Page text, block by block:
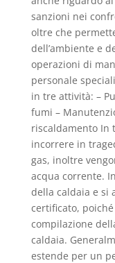
sanzioni nei
oltre che
dell’ambiente e
operazioni di
personale
in tre attività: –
fumi –
riscaldamento In
incorrere in
gas, inoltre
acqua corrente.
della caldaia e si
certificato,
compilazione
caldaia.
estende per un